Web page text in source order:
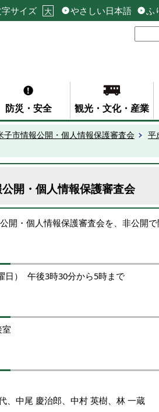
サイズ 大 やさしい日本語 ふ
防災・安全 観光・文化・産業
子市情報公開・個人情報保護審査会 平
開・個人情報保護審査会
開・個人情報保護審査会を、非公開で
日） 午後3時30分から5時まで
、中尾 慶治郎、中村 英樹、林 一蔵